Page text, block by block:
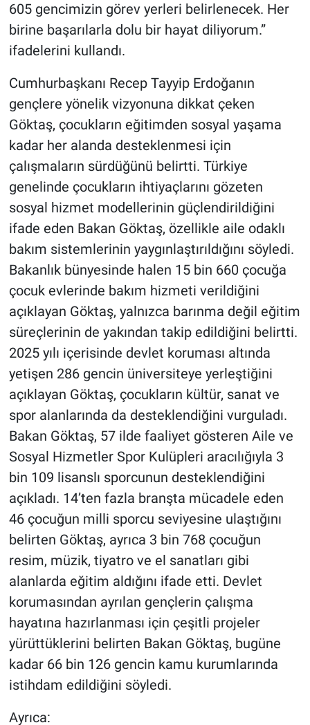
605 gencimizin görev yerleri belirlenecek. Her
birine başarılarla dolu bir hayat diliyorum.”
ifadelerini kullandı.
Cumhurbaşkanı Recep Tayyip Erdoğanın
gençlere yönelik vizyonuna dikkat çeken
Göktaş, çocukların eğitimden sosyal yaşama
kadar her alanda desteklenmesi için
çalışmaların sürdüğünü belirtti. Türkiye
genelinde çocukların ihtiyaçlarını gözeten
sosyal hizmet modellerinin güçlendirildiğini
ifade eden Bakan Göktaş, özellikle aile odaklı
bakım sistemlerinin yaygınlaştırıldığını söyledi.
Bakanlık bünyesinde halen 15 bin 660 çocuğa
çocuk evlerinde bakım hizmeti verildiğini
açıklayan Göktaş, yalnızca barınma değil eğitim
süreçlerinin de yakından takip edildiğini belirtti.
2025 yılı içerisinde devlet koruması altında
yetişen 286 gencin üniversiteye yerleştiğini
açıklayan Göktaş, çocukların kültür, sanat ve
spor alanlarında da desteklendiğini vurguladı.
Bakan Göktaş, 57 ilde faaliyet gösteren Aile ve
Sosyal Hizmetler Spor Kulüpleri aracılığıyla 3
bin 109 lisanslı sporcunun desteklendiğini
açıkladı. 14’ten fazla branşta mücadele eden
46 çocuğun milli sporcu seviyesine ulaştığını
belirten Göktaş, ayrıca 3 bin 768 çocuğun
resim, müzik, tiyatro ve el sanatları gibi
alanlarda eğitim aldığını ifade etti. Devlet
korumasından ayrılan gençlerin çalışma
hayatına hazırlanması için çeşitli projeler
yürüttüklerini belirten Bakan Göktaş, bugüne
kadar 66 bin 126 gencin kamu kurumlarında
istihdam edildiğini söyledi.
Ayrıca: